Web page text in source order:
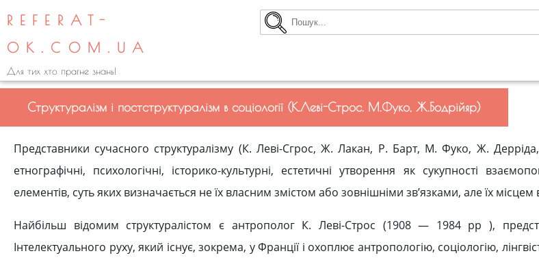
REFERAT-
OK.COM.UA
Для тих хто прагне знань!
Структуралізм і постструктуралізм в соціології (К.Леві-Строс. М.Фуко, Ж.Бодрійяр)
Представники сучасного структуралізму (К. Леві-Сгрос, Ж. Лакан, Р. Барт, М. Фуко, Ж.
етнографічні, психологічні, історико-культурні, естетичні утворення як сукупності
елементів, суть яких визначається не їх власним змістом або зовнішніми зв’язками, але їх місцем
Найбільш відомим структуралістом є антрополог К. Леві-Строс (1908 — 1984 рр ),
Інтелектуального руху, який існує, зокрема, у Франції і охоплює антропологію, соціологію,